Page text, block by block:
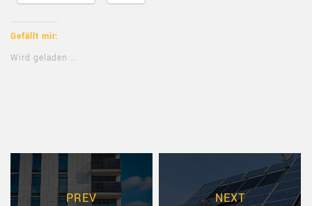
Gefällt mir:
Wird geladen …
PREV NEXT